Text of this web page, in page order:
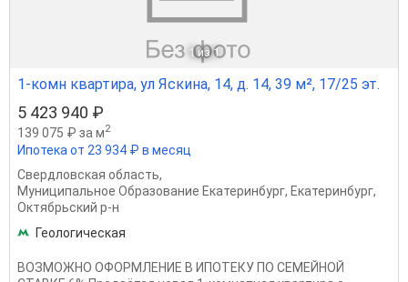
1 из 1
1-комн квартира, ул Яскина, 14, д. 14, 39 м², 17/25 эт.
5 423 940 ₽
139 075 ₽ за м2
Ипотека от 23 934 ₽ в месяц
Свердловская область,
Муниципальное Образование Екатеринбург, Екатеринбург,
Октябрьский р-н
Геологическая
ВОЗМОЖНО ОФОРМЛЕНИЕ В ИПОТЕКУ ПО СЕМЕЙНОЙ